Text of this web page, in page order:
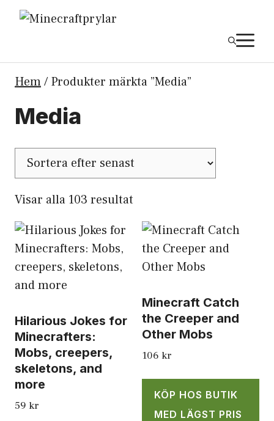
Hoppa
Hem/ Produkter märkta ”Media”
Media
Visar alla 103 resultat
efter
senaste
Hilarious Jokes for
Minecrafters:
Mobs, creepers,
skeletons, and
more
59 kr
Minecraft Catch
the Creeper and
Other Mobs
106 kr
KÖP HOS BUTIK
MED LÄGST PRIS